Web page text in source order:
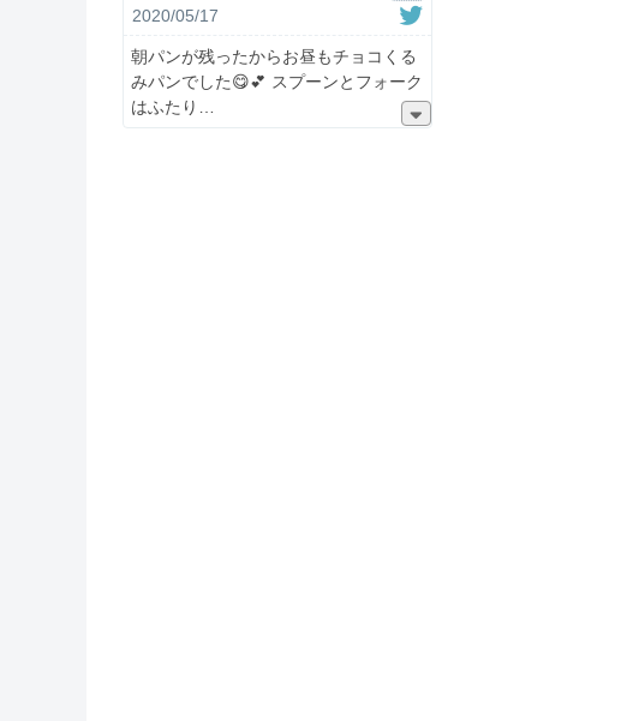
2020/05/17
朝パンが残ったからお昼もチョコくる
みパンでした😋💕 スプーンとフォーク
はふたり